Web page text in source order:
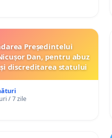
Președintelui
Dan, pentru abuz
discreditarea statului
/ 7 zile